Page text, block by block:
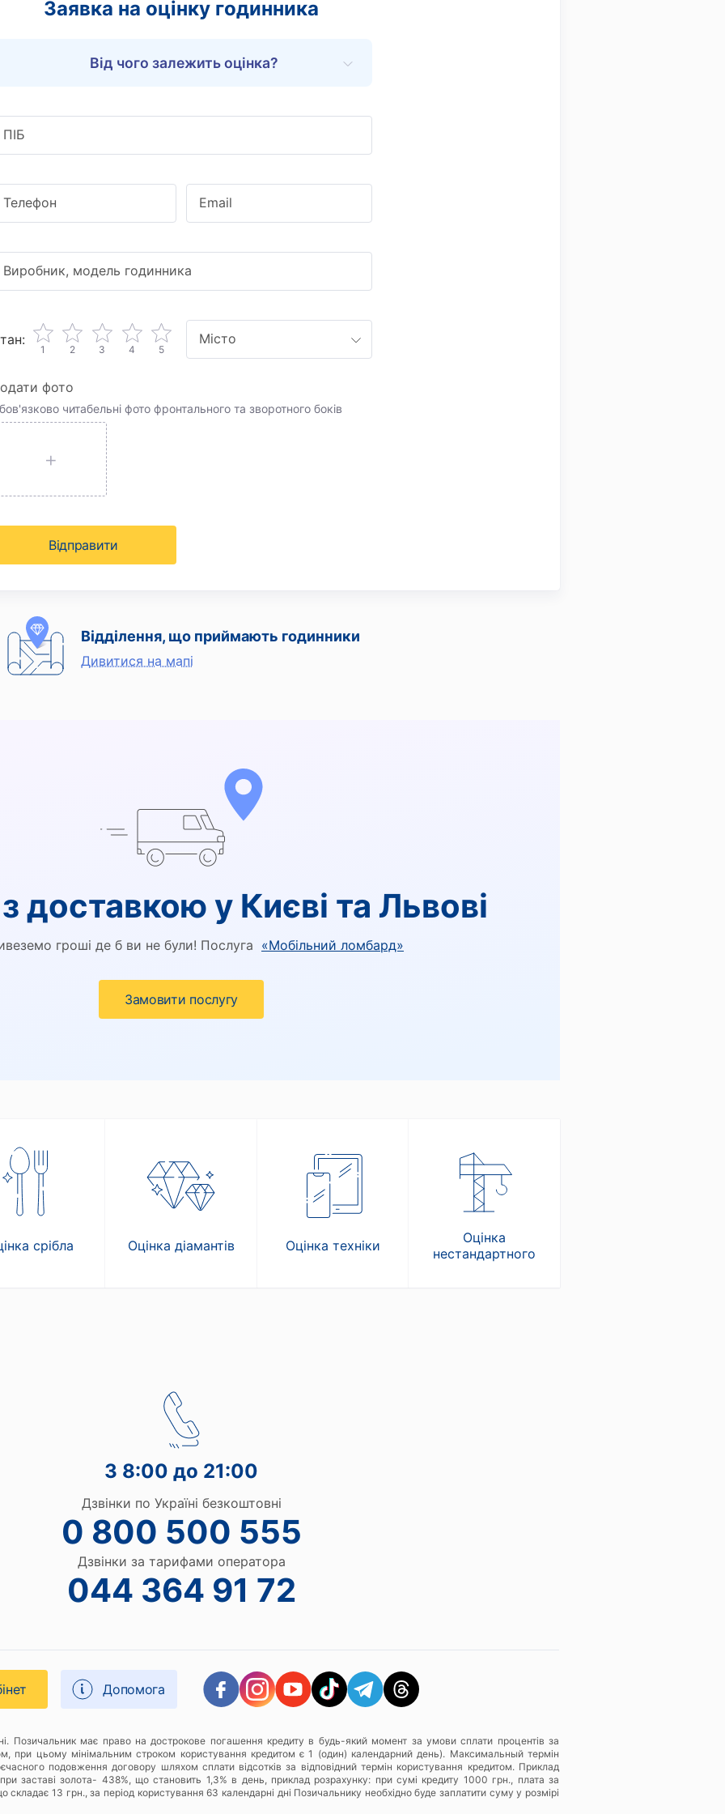
Заявка на оцінку годинника
Від чого залежить оцінка?
ПIБ
Телефон Email
Виробник, модель годинника
1 2 3 4 5
Місто
фото
читабельні фото фронтального та зворотного боків
Вiдправити
Відділення, що приймають годинники
Дивитися на мапі
доставкою у Києві та Львові
гроші де б ви не були! Послуга «Мобільний ломбард»
Замовити послугу
срібла Оцінка діамантів Оцінка техніки
Оцінка
нестандартного
З 8:00 до 21:00
Дзвінки по Україні безкоштовні
0 800 500 555
Дзвінки за тарифами оператора
044 364 91 72
Допомога
Позичальник має право на дострокове погашення кредиту в будь-який момент за умови сплати процентів за
при цьому мінімальним строком користування кредитом є 1 (один) календарний день). Максимальный термін
подовження договору шляхом сплати відсотків за відповідний термін користування кредитом. Приклад
заставі золота- 438%, що становить 1,3% в день, приклад розрахунку: при сумі кредиту 1000 грн., плата за
13 грн., за період користування 63 календарні дні Позичальнику необхідно буде заплатити суму у розмірі